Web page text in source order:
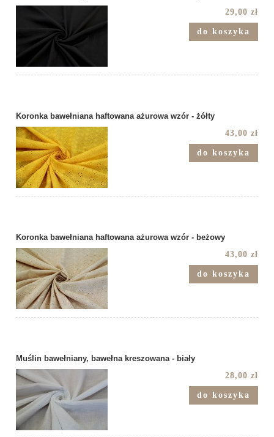
29,00 zł
do koszyka
Koronka bawełniana haftowana ażurowa wzór - żółty
43,00 zł
do koszyka
Koronka bawełniana haftowana ażurowa wzór - beżowy
43,00 zł
do koszyka
Muślin bawełniany, bawełna kreszowana - biały
28,00 zł
do koszyka